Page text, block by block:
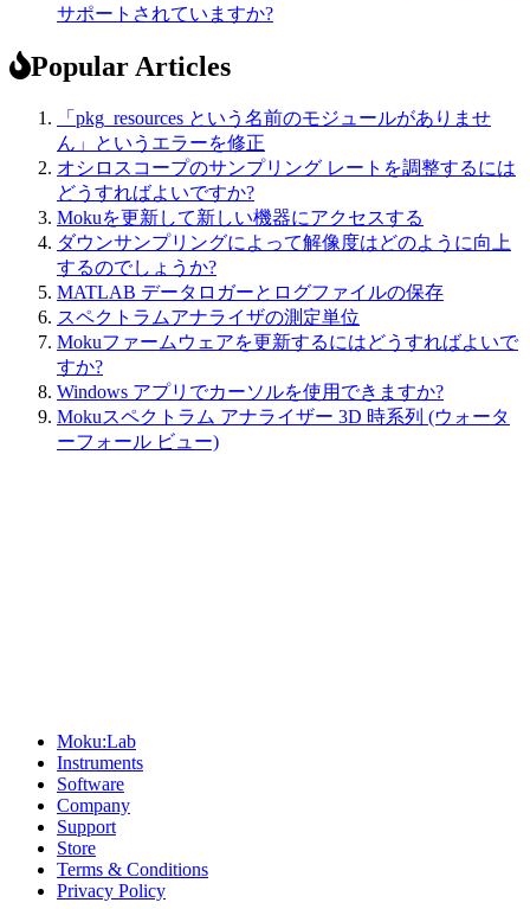
サポートされていますか?
Popular Articles
「pkg_resources という名前のモジュールがありませ
ん」というエラーを修正
オシロスコープのサンプリング レートを調整するには
どうすればよいですか?
Mokuを更新して新しい機器にアクセスする
ダウンサンプリングによって解像度はどのように向上
するのでしょうか?
MATLAB データロガーとログファイルの保存
スペクトラムアナライザの測定単位
Mokuファームウェアを更新するにはどうすればよいで
すか?
Windows アプリでカーソルを使用できますか?
Mokuスペクトラム アナライザー 3D 時系列 (ウォータ
ーフォール ビュー)
Moku:Lab
Instruments
Software
Company
Support
Store
Terms & Conditions
Privacy Policy